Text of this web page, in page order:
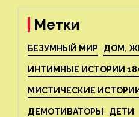
Метки
БЕЗУМНЫЙ МИР ДОМ,
ИНТИМНЫЕ ИСТОРИИ
МИСТИЧЕСКИЕ ИСТОРИИ
ДЕМОТИВАТОРЫ ДЕТИ